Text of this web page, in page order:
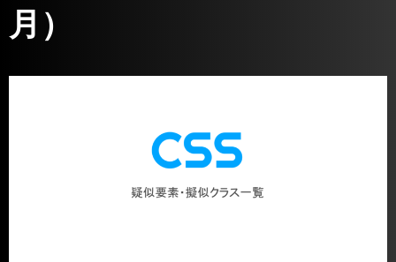
月）